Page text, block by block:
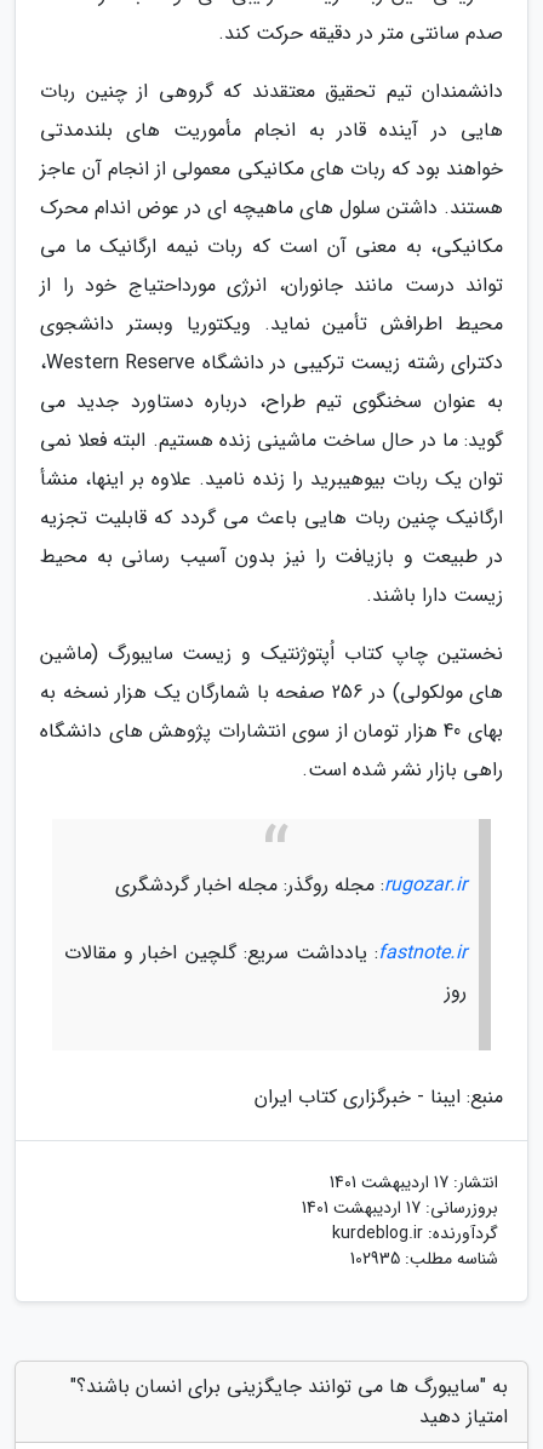
صدم سانتی متر در دقیقه حرکت کند.
دانشمندان تیم تحقیق معتقدند که گروهی از چنین ربات
هایی در آینده قادر به انجام مأموریت های بلندمدتی
خواهند بود که ربات های مکانیکی معمولی از انجام آن عاجز
هستند. داشتن سلول های ماهیچه ای در عوض اندام محرک
مکانیکی، به معنی آن است که ربات نیمه ارگانیک ما می
تواند درست مانند جانوران، انرژی مورداحتیاج خود را از
محیط اطرافش تأمین نماید. ویکتوریا وبستر دانشجوی
دکترای رشته زیست ترکیبی در دانشگاه Western Reserve،
به عنوان سخنگوی تیم طراح، درباره دستاورد جدید می
گوید: ما در حال ساخت ماشینی زنده هستیم. البته فعلا نمی
توان یک ربات بیوهیبرید را زنده نامید. علاوه بر اینها، منشأ
ارگانیک چنین ربات هایی باعث می گردد که قابلیت تجزیه
در طبیعت و بازیافت را نیز بدون آسیب رسانی به محیط
زیست دارا باشند.
نخستین چاپ کتاب اُپتوژنتیک و زیست سایبورگ (ماشین
های مولکولی) در 256 صفحه با شمارگان یک هزار نسخه به
بهای 40 هزار تومان از سوی انتشارات پژوهش های دانشگاه
راهی بازار نشر شده است.
rugozar.ir: مجله روگذر: مجله اخبار گردشگری
fastnote.ir: یادداشت سریع: گلچین اخبار و مقالات
روز
منبع: ایبنا - خبرگزاری کتاب ایران
انتشار: 17 اردیبهشت 1401
بروزرسانی: 17 اردیبهشت 1401
گردآورنده: kurdeblog.ir
شناسه مطلب: 102935
به "سایبورگ ها می توانند جایگزینی برای انسان باشند؟"
امتیاز دهید